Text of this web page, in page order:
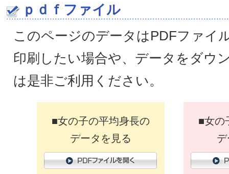
ｐｄｆファイル
このページのデータはPDFファイ
印刷したい場合や、データをダウ
は是非ご利用ください。
■女の子の平均身長の
データを見る
■女の